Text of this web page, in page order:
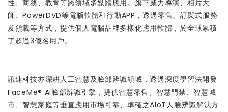
性、商務、教育等跨領域多媒體應用。旗下威力導演、相片大
師、PowerDVD等電腦軟體和行動APP，透過零售、訂閱式服務
及預載等方式，提供個人電腦品牌多樣化應用軟體，於全球累積
了超過3億名用戶。
訊連科技亦深耕人工智慧及臉部辨識領域，透過深度學習法開發
FaceMe® AI臉部辨識引擎，提供智慧零售、智慧門禁、智慧城
市、智慧家庭等垂直應用市場可靠、準確之AIoT人臉辨識解決方